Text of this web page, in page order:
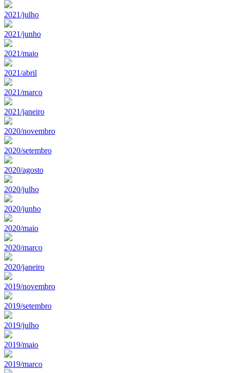
2021/julho
2021/junho
2021/maio
2021/abril
2021/marco
2021/janeiro
2020/novembro
2020/setembro
2020/agosto
2020/julho
2020/junho
2020/maio
2020/marco
2020/janeiro
2019/novembro
2019/setembro
2019/julho
2019/maio
2019/marco